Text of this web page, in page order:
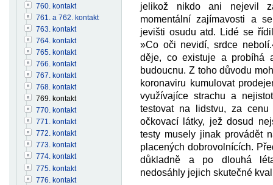
jelikož nikdo ani nejevil
momentální zajímavosti a
jevišti osudu atd. Lidé se
»Co oči nevidí, srdce
děje, co existuje a probíhá
budoucnu. Z toho důvodu
koronaviru kumulovat
využívajíce strachu a
testovat na lidstvu, za
očkovací látky, jež dosud
testy musely jinak provádět
placených dobrovolnících.
důkladně a po dlouhá
nedosáhly jejich skutečné
760. kontakt
761. a 762. kontakt
763. kontakt
764. kontakt
765. kontakt
766. kontakt
767. kontakt
768. kontakt
769. kontakt
770. kontakt
771. kontakt
772. kontakt
773. kontakt
774. kontakt
775. kontakt
776. kontakt